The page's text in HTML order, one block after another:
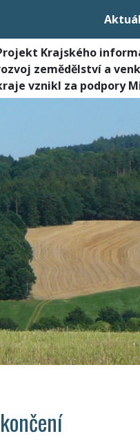
Krajského
zemědělství a
vznikl za podpory